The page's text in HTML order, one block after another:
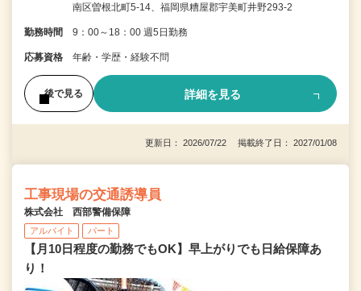
南区曽根北町5-14、福岡県糟屋郡宇美町井野293-2
勤務時間 9：00～18：00 週5日勤務
応募資格 年齢・学歴・経験不問
後で見る 詳細を見る
更新日： 2026/07/22 掲載終了日： 2027/01/08
工事現場の交通誘導員
株式会社 西部警備保障
アルバイト パート
【月10日程度の勤務でもOK】早上がりでも日給保障あ
り！